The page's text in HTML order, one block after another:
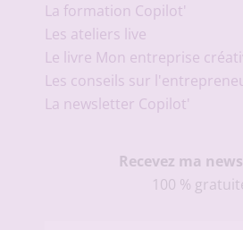
La formation Copilot'
Les ateliers live
Le livre Mon entreprise
Les conseils sur
La newsletter Copilot'
Recevez ma
100 %